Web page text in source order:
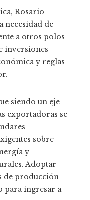
Rosario
necesidad de
a otros polos
inversiones
y reglas
siendo un eje
exportadoras se
sobre
y
Adoptar
de producción
para ingresar a